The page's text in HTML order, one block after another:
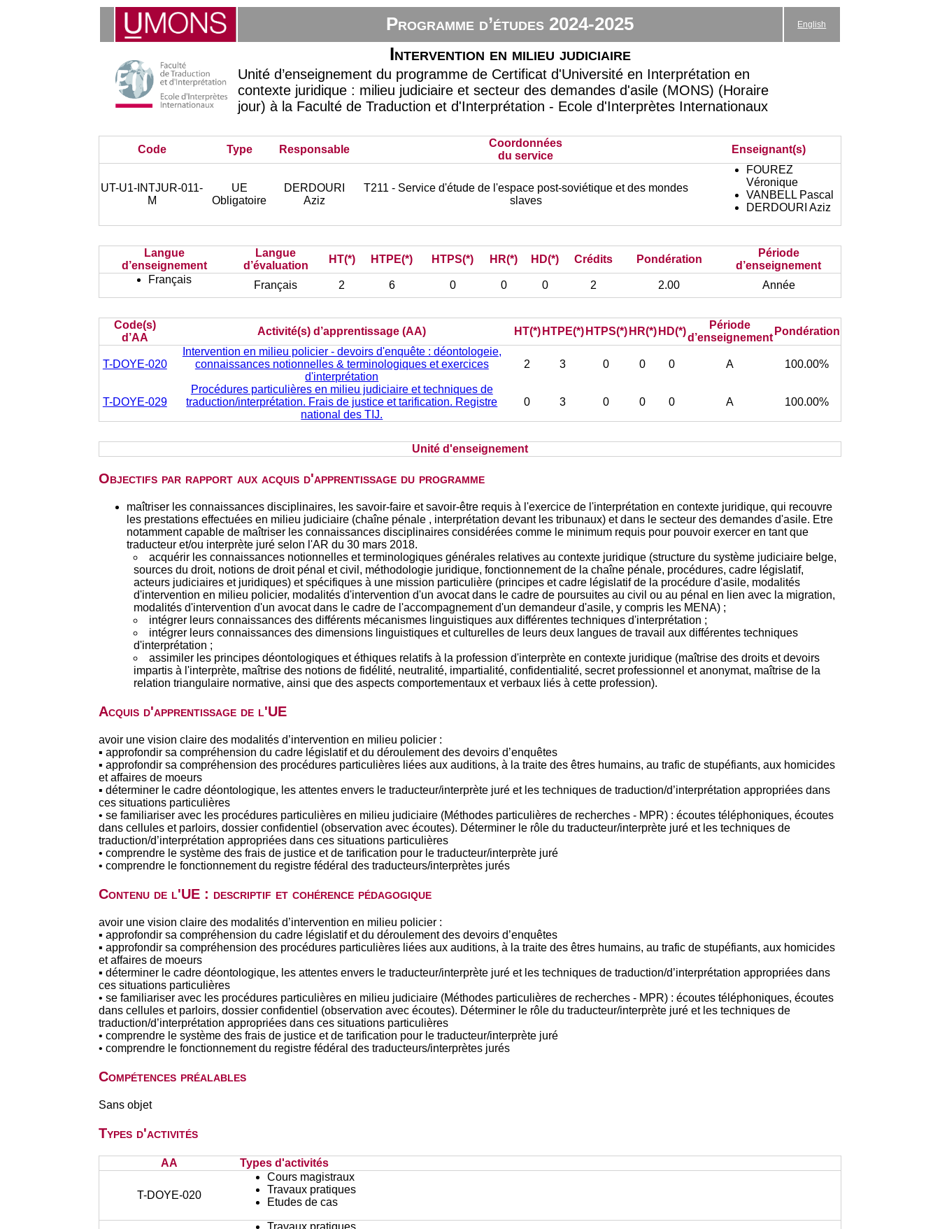
Programme d’études 2024-2025 English
Intervention en milieu judiciaire
Unité d’enseignement du programme de Certificat d'Université en Interprétation en
contexte juridique : milieu judiciaire et secteur des demandes d'asile (MONS) (Horaire
jour) à la Faculté de Traduction et d'Interprétation - Ecole d'Interprètes Internationaux
Code Type Responsable
Coordonnées
du service
Enseignant(s)
UT-U1-INTJUR-011-
M
UE
Obligatoire
DERDOURI
Aziz
T211 - Service d'étude de l'espace post-soviétique et des mondes
slaves
FOUREZ
Véronique
VANBELL Pascal
DERDOURI Aziz
Langue
d’enseignement
Langue
d’évaluation
HT(*) HTPE(*) HTPS(*) HR(*) HD(*) Crédits Pondération
Période
d’enseignement
Français
Français 2 6 0 0 0 2 2.00 Année
Code(s)
d’AA
Activité(s) d’apprentissage (AA) HT(*) HTPE(*) HTPS(*) HR(*) HD(*)
Période
d’enseignement
Pondération
T-DOYE-020
Intervention en milieu policier - devoirs d'enquête : déontologeie,
connaissances notionnelles & terminologiques et exercices
d'interprétation
2 3 0 0 0 A 100.00%
T-DOYE-029
Procédures particulières en milieu judiciaire et techniques de
traduction/interprétation. Frais de justice et tarification. Registre
national des TIJ.
0 3 0 0 0 A 100.00%
Unité d'enseignement
Objectifs par rapport aux acquis d'apprentissage du programme
maîtriser les connaissances disciplinaires, les savoir-faire et savoir-être requis à l'exercice de l'interprétation en contexte juridique, qui recouvre
les prestations effectuées en milieu judiciaire (chaîne pénale , interprétation devant les tribunaux) et dans le secteur des demandes d'asile. Etre
notamment capable de maîtriser les connaissances disciplinaires considérées comme le minimum requis pour pouvoir exercer en tant que
traducteur et/ou interprète juré selon l'AR du 30 mars 2018.
acquérir les connaissances notionnelles et terminologiques générales relatives au contexte juridique (structure du système judiciaire belge,
sources du droit, notions de droit pénal et civil, méthodologie juridique, fonctionnement de la chaîne pénale, procédures, cadre législatif,
acteurs judiciaires et juridiques) et spécifiques à une mission particulière (principes et cadre législatif de la procédure d'asile, modalités
d'intervention en milieu policier, modalités d'intervention d'un avocat dans le cadre de poursuites au civil ou au pénal en lien avec la migration,
modalités d'intervention d'un avocat dans le cadre de l'accompagnement d'un demandeur d'asile, y compris les MENA) ;
intégrer leurs connaissances des différents mécanismes linguistiques aux différentes techniques d'interprétation ;
intégrer leurs connaissances des dimensions linguistiques et culturelles de leurs deux langues de travail aux différentes techniques
d'interprétation ;
assimiler les principes déontologiques et éthiques relatifs à la profession d'interprète en contexte juridique (maîtrise des droits et devoirs
impartis à l'interprète, maîtrise des notions de fidélité, neutralité, impartialité, confidentialité, secret professionnel et anonymat, maîtrise de la
relation triangulaire normative, ainsi que des aspects comportementaux et verbaux liés à cette profession).
Acquis d'apprentissage de l'UE
avoir une vision claire des modalités d’intervention en milieu policier :
▪ approfondir sa compréhension du cadre législatif et du déroulement des devoirs d’enquêtes
▪ approfondir sa compréhension des procédures particulières liées aux auditions, à la traite des êtres humains, au trafic de stupéfiants, aux homicides
et affaires de moeurs
▪ déterminer le cadre déontologique, les attentes envers le traducteur/interprète juré et les techniques de traduction/d’interprétation appropriées dans
ces situations particulières
• se familiariser avec les procédures particulières en milieu judiciaire (Méthodes particulières de recherches - MPR) : écoutes téléphoniques, écoutes
dans cellules et parloirs, dossier confidentiel (observation avec écoutes). Déterminer le rôle du traducteur/interprète juré et les techniques de
traduction/d’interprétation appropriées dans ces situations particulières
• comprendre le système des frais de justice et de tarification pour le traducteur/interprète juré
• comprendre le fonctionnement du registre fédéral des traducteurs/interprètes jurés
Contenu de l'UE : descriptif et cohérence pédagogique
avoir une vision claire des modalités d’intervention en milieu policier :
▪ approfondir sa compréhension du cadre législatif et du déroulement des devoirs d’enquêtes
▪ approfondir sa compréhension des procédures particulières liées aux auditions, à la traite des êtres humains, au trafic de stupéfiants, aux homicides
et affaires de moeurs
▪ déterminer le cadre déontologique, les attentes envers le traducteur/interprète juré et les techniques de traduction/d’interprétation appropriées dans
ces situations particulières
• se familiariser avec les procédures particulières en milieu judiciaire (Méthodes particulières de recherches - MPR) : écoutes téléphoniques, écoutes
dans cellules et parloirs, dossier confidentiel (observation avec écoutes). Déterminer le rôle du traducteur/interprète juré et les techniques de
traduction/d’interprétation appropriées dans ces situations particulières
• comprendre le système des frais de justice et de tarification pour le traducteur/interprète juré
• comprendre le fonctionnement du registre fédéral des traducteurs/interprètes jurés
Compétences préalables
Sans objet
Types d'activités
AA Types d'activités
T-DOYE-020
Cours magistraux
Travaux pratiques
Etudes de cas
Travaux pratiques